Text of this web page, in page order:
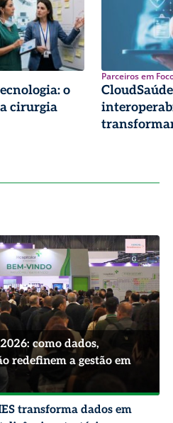
o
cirurgia
Parceiros em
como dados,
redefinem a gestão em
transforma dados em